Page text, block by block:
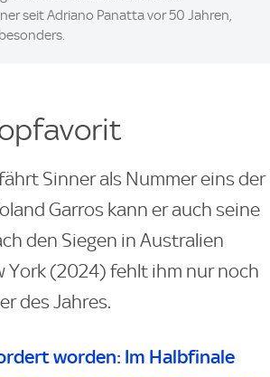
seit Adriano Panatta vor 50 Jahren,
Sinner als Nummer eins der
Garros kann er auch seine
den Siegen in Australien
York (2024) fehlt ihm nur noch
des Jahres.
worden: Im Halbfinale